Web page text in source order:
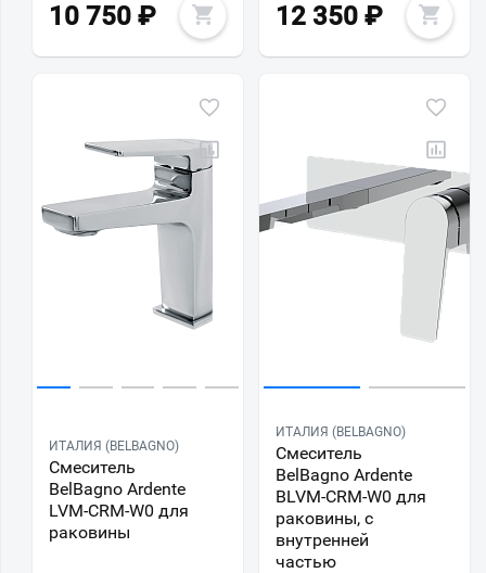
10 750 ₽ 12 350 ₽
ИТАЛИЯ (BELBAGNO)
Смеситель
BelBagno Ardente
LVM-CRM-W0 для
раковины
ИТАЛИЯ (BELBAGNO)
Смеситель
BelBagno Ardente
BLVM-CRM-W0 для
раковины, с
внутренней
частью